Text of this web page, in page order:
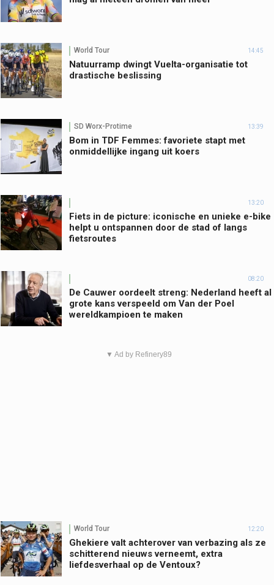
World Tour 14:45
Natuurramp dwingt Vuelta-organisatie tot
drastische beslissing
SD Worx-Protime 13:39
Bom in TDF Femmes: favoriete stapt met
onmiddellijke ingang uit koers
13:20
Fiets in de picture: iconische en unieke e-bike
helpt u ontspannen door de stad of langs
fietsroutes
08:20
De Cauwer oordeelt streng: Nederland heeft al
grote kans verspeeld om Van der Poel
wereldkampioen te maken
▼ Ad by Refinery89
World Tour 12:20
Ghekiere valt achterover van verbazing als ze
schitterend nieuws verneemt, extra
liefdesverhaal op de Ventoux?